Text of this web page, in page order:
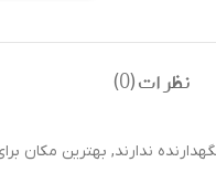
نظرات (0)
ندارند, بهترین